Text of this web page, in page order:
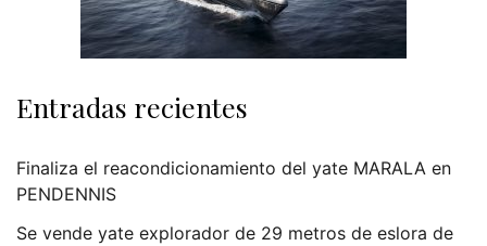
Entradas recientes
Finaliza el reacondicionamiento del yate MARALA en
PENDENNIS
Se vende yate explorador de 29 metros de eslora de